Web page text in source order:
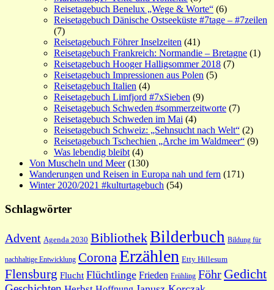
Reisetagebuch Benelux „Wege & Worte“ (6)
Reisetagebuch Dänische Ostseeküste #7tage – #7zeilen
(7)
Reisetagebuch Föhrer Inselzeiten (41)
Reisetagebuch Frankreich: Normandie – Bretagne (1)
Reisetagebuch Hooger Halligsommer 2018 (7)
Reisetagebuch Impressionen aus Polen (5)
Reisetagebuch Italien (4)
Reisetagebuch Limfjord #7xSieben (9)
Reisetagebuch Schweden #sommerzeitworte (7)
Reisetagebuch Schweden im Mai (4)
Reisetagebuch Schweiz: „Sehnsucht nach Welt“ (2)
Reisetagebuch Tschechien „Arche im Waldmeer“ (9)
Was lebendig bleibt (4)
Von Muscheln und Meer(130)
Wanderungen und Reisen in Europa nah und fern (171)
Winter 2020/2021 #kulturtagebuch (54)
Schlagwörter
Advent Agenda 2030 BibliothekBilderbuch Bildung für
nachhaltige Entwicklung Corona Erzählen Etty Hillesum
Flensburg Flucht Flüchtlinge Frieden Frühling Föhr Gedicht